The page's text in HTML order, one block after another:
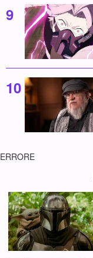
ERRORE